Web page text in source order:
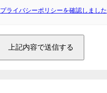
プライバシーポリシーを確認しました